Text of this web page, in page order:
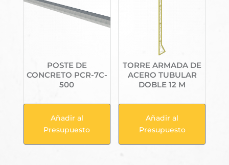
POSTE DE
CONCRETO PCR-7C-
500
Añadir al
Presupuesto
TORRE ARMADA DE
ACERO TUBULAR
DOBLE 12 M
Añadir al
Presupuesto